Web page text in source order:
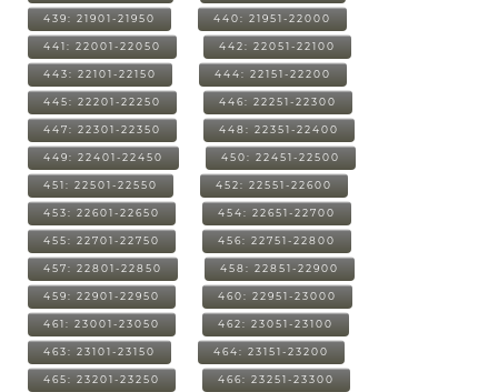
439: 21901-21950 440: 21951-22000
441: 22001-22050 442: 22051-22100
443: 22101-22150 444: 22151-22200
445: 22201-22250 446: 22251-22300
447: 22301-22350 448: 22351-22400
449: 22401-22450 450: 22451-22500
451: 22501-22550 452: 22551-22600
453: 22601-22650 454: 22651-22700
455: 22701-22750 456: 22751-22800
457: 22801-22850 458: 22851-22900
459: 22901-22950 460: 22951-23000
461: 23001-23050 462: 23051-23100
463: 23101-23150 464: 23151-23200
465: 23201-23250 466: 23251-23300